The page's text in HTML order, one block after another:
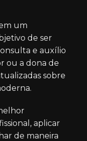
um
de ser
e auxílio
ou a dona de
sobre
aplicar
de maneira